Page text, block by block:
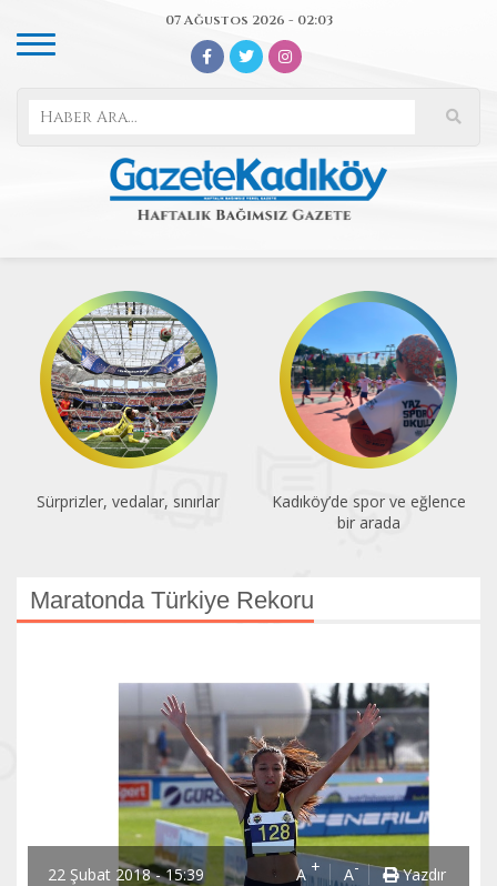
07 Ağustos 2026 - 02:03
Sürprizler, vedalar, sınırlar
Kadıköy’de spor ve eğlence
bir arada
Maratonda Türkiye Rekoru
22 Şubat 2018 - 15:39 A + A- Yazdır